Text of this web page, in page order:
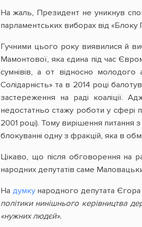
На жаль, Президент не уникнув
парламентських виборах від
Гучними цього року виявилися й
Мамонтової, яка єдина під час
сумнівів, а от відносно
Солідарність» та в 2014 році
застереження на раді коаліції.
недостатньо стажу роботи у
2001 році). Тому вирішення
блокуванні одну з фракцій, яка в
Цікаво, що після обговорення на
народних депутатів саме
На думкународного депутата Єгора
політики нинішнього керівництва
«нужних людєй».